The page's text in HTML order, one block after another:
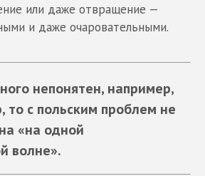
или даже отвращение —
и даже очаровательными.
непонятен, например,
с польским проблем не
«на одной
волне».